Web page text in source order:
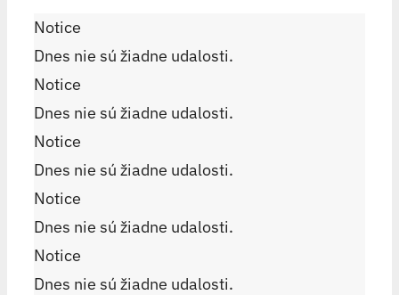
Notice
Dnes nie sú žiadne udalosti.
Notice
Dnes nie sú žiadne udalosti.
Notice
Dnes nie sú žiadne udalosti.
Notice
Dnes nie sú žiadne udalosti.
Notice
Dnes nie sú žiadne udalosti.